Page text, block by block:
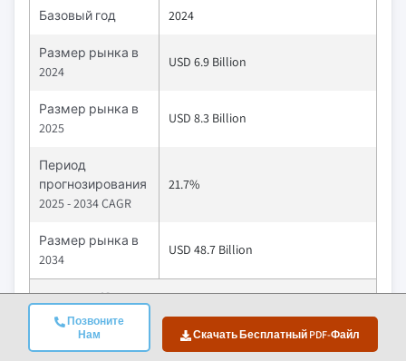
Позвоните
Нам
Скачать Бесплатный PDF-Файл
Базовый год 2024
Размер рынка в
2024
USD 6.9 Billion
Размер рынка в
2025
USD 8.3 Billion
Период
прогнозирования
2025 - 2034 CAGR
21.7%
Размер рынка в
2034
USD 48.7 Billion
Ключевые рыночные тенденции
Водители Влияние